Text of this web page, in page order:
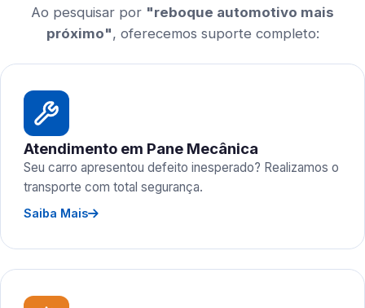
Ao pesquisar por "reboque automotivo mais
próximo", oferecemos suporte completo:
Atendimento em Pane Mecânica
Seu carro apresentou defeito inesperado? Realizamos o
transporte com total segurança.
Saiba Mais